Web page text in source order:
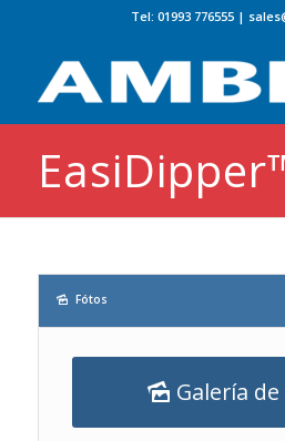
Tel: 01993 776555|
Fótos
Galería